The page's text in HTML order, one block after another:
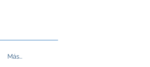
Más...